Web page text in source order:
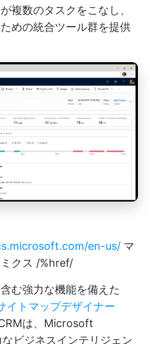
複数のタスクをこなし、
めの統合ツール群を提供
en-us/ マ
クス /%href/
む強力な機能を備えた
イトマップデザイナー
は、Microsoft
ビジネスインテリジェン